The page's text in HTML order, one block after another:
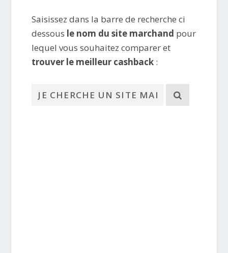
Saisissez dans la barre de recherche ci
dessous le nom du site marchand pour
lequel vous souhaitez comparer et
trouver le meilleur cashback :